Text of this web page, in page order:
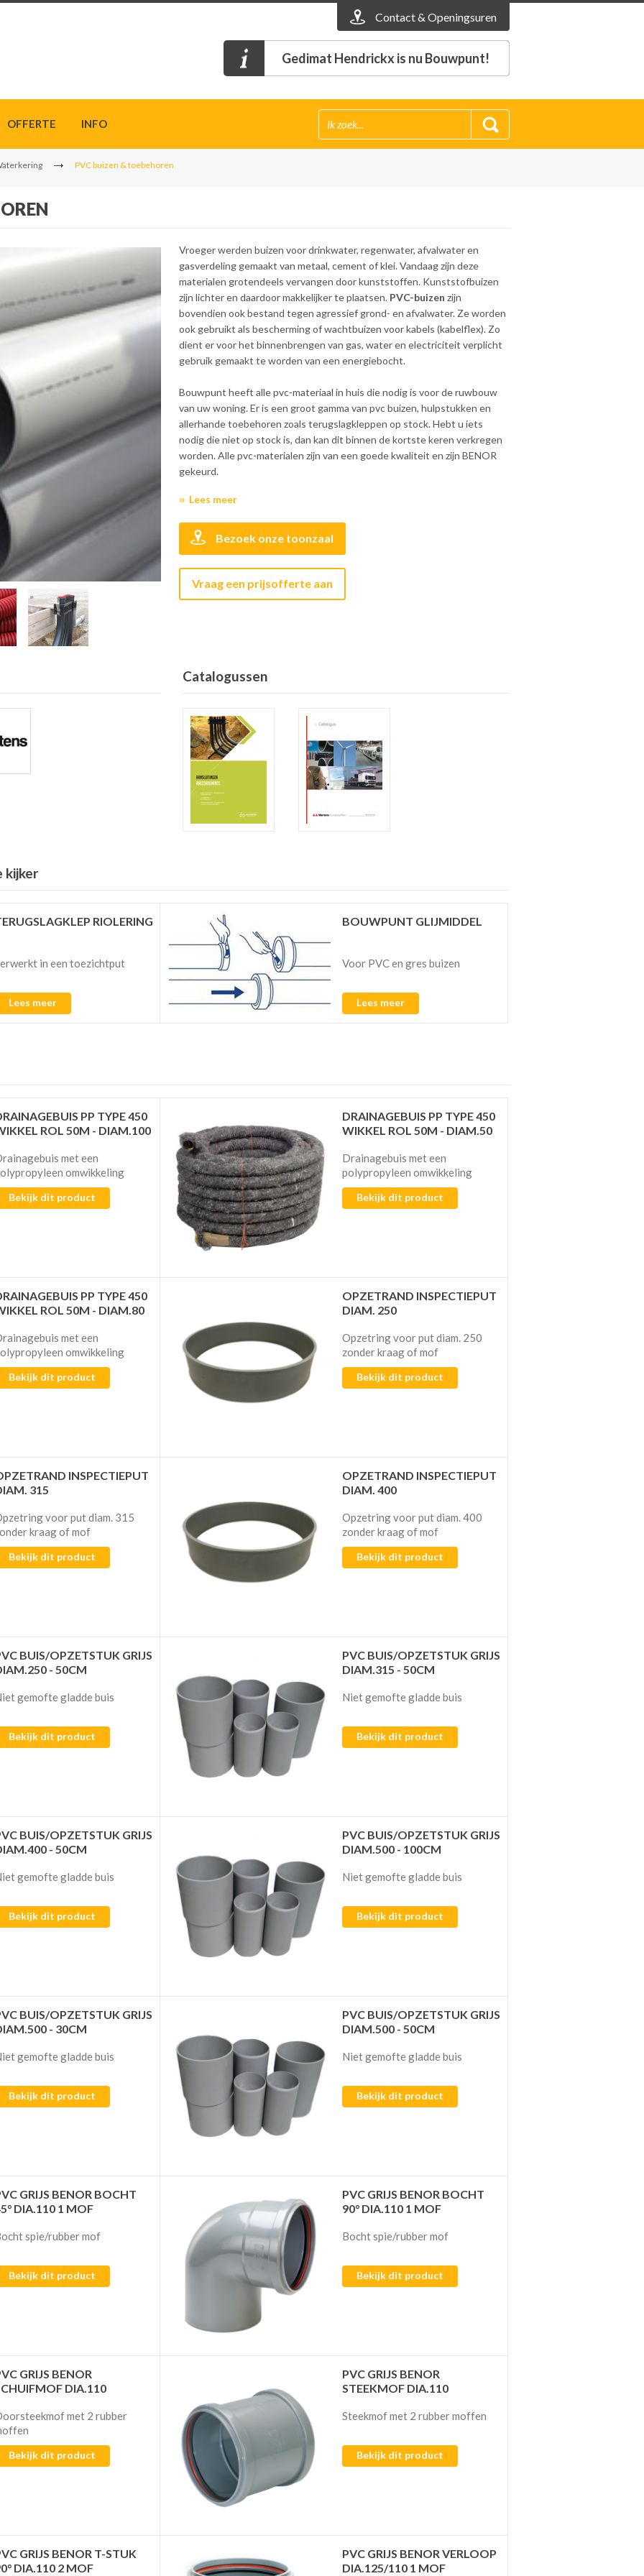
Contact & Openingsuren
Gedimat Hendrickx is nu Bouwpunt!
OFFERTE INFO
PVC buizen & toebehoren
Vroeger werden buizen voor drinkwater, regenwater, afvalwater en
gasverdeling gemaakt van metaal, cement of klei. Vandaag zijn deze
materialen grotendeels vervangen door kunststoffen. Kunststofbuizen
zijn lichter en daardoor makkelijker te plaatsen. PVC-buizen zijn
bovendien ook bestand tegen agressief grond- en afvalwater. Ze worden
ook gebruikt als bescherming of wachtbuizen voor kabels (kabelflex). Zo
dient er voor het binnenbrengen van gas, water en electriciteit verplicht
gebruik gemaakt te worden van een energiebocht.
Bouwpunt heeft alle pvc-materiaal in huis die nodig is voor de ruwbouw
van uw woning. Er is een groot gamma van pvc buizen, hulpstukken en
allerhande toebehoren zoals terugslagkleppen op stock. Hebt u iets
nodig die niet op stock is, dan kan dit binnen de kortste keren verkregen
worden. Alle pvc-materialen zijn van een goede kwaliteit en zijn BENOR
gekeurd.
Lees meer
Bezoek onze toonzaal
Vraag een prijsofferte aan
Catalogussen
kijker
RIOLERING
in een toezichtput
Lees meer
BOUWPUNT GLIJMIDDEL
Voor PVC en gres buizen
Lees meer
PP TYPE 450
ROL 50M - DIAM.100
met een
omwikkeling
Bekijk dit product
DRAINAGEBUIS PP TYPE 450
WIKKEL ROL 50M - DIAM.50
Drainagebuis met een
polypropyleen omwikkeling
Bekijk dit product
PP TYPE 450
ROL 50M - DIAM.80
met een
omwikkeling
Bekijk dit product
OPZETRAND INSPECTIEPUT
DIAM. 250
Opzetring voor put diam. 250
zonder kraag of mof
Bekijk dit product
INSPECTIEPUT
315
voor put diam. 315
kraag of mof
Bekijk dit product
OPZETRAND INSPECTIEPUT
DIAM. 400
Opzetring voor put diam. 400
zonder kraag of mof
Bekijk dit product
BUIS/OPZETSTUK GRIJS
- 50CM
gemofte gladde buis
Bekijk dit product
PVC BUIS/OPZETSTUK GRIJS
DIAM.315 - 50CM
Niet gemofte gladde buis
Bekijk dit product
BUIS/OPZETSTUK GRIJS
- 50CM
gemofte gladde buis
Bekijk dit product
PVC BUIS/OPZETSTUK GRIJS
DIAM.500 - 100CM
Niet gemofte gladde buis
Bekijk dit product
BUIS/OPZETSTUK GRIJS
- 30CM
gemofte gladde buis
Bekijk dit product
PVC BUIS/OPZETSTUK GRIJS
DIAM.500 - 50CM
Niet gemofte gladde buis
Bekijk dit product
GRIJS BENOR BOCHT
DIA.110 1 MOF
spie/rubber mof
Bekijk dit product
PVC GRIJS BENOR BOCHT
90° DIA.110 1 MOF
Bocht spie/rubber mof
Bekijk dit product
GRIJS BENOR
DIA.110
met 2 rubber
Bekijk dit product
PVC GRIJS BENOR
STEEKMOF DIA.110
Steekmof met 2 rubber moffen
Bekijk dit product
GRIJS BENOR T-STUK
DIA.110 2 MOF
PVC GRIJS BENOR VERLOOP
DIA.125/110 1 MOF